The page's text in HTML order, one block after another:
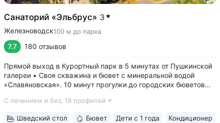
Санаторий «Эльбрус» 3
Железноводск100 м до парка
7.7 180 отзывов
Прямой выход в Курортный парк в 5 минутах от Пушкинской
галереи • Своя скважина и бювет с минеральной водой
«Славяновская». 10 минут прогулки до городских бюветов
стол» — редкое предложение для санаториев 2–3* •
С лечением и без, 18 профилей
Шведский стол Бювет Дети с 1 года Кондиционер